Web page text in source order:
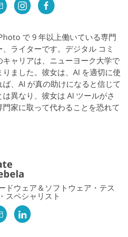
で 9 年以上働いている専門
ライターです。デジタル コミ
ャリアは、ニューヨーク大学で
ました。彼女は、AI を適切に使
、AI が真の助けになると信じて
異なり、彼女は AI ツールがさ
家に取って代わることを恐れて
ドウェア＆ソフトウェア・テス
スペシャリスト